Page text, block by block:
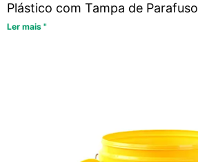
Plástico com Tampa de Parafuso
Ler mais "